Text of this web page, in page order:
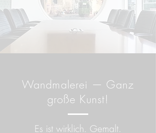
Wandmalerei — Ganz
große Kunst!
Es ist wirklich. Gemalt.